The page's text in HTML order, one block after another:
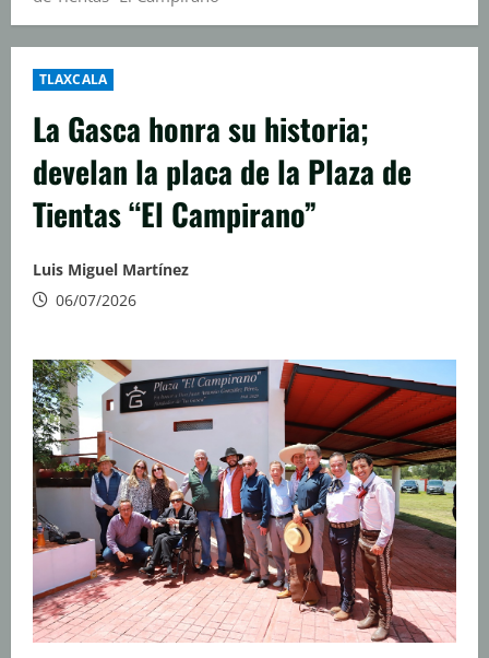
TLAXCALA
La Gasca honra su historia;
develan la placa de la Plaza de
Tientas “El Campirano”
Luis Miguel Martínez
06/07/2026